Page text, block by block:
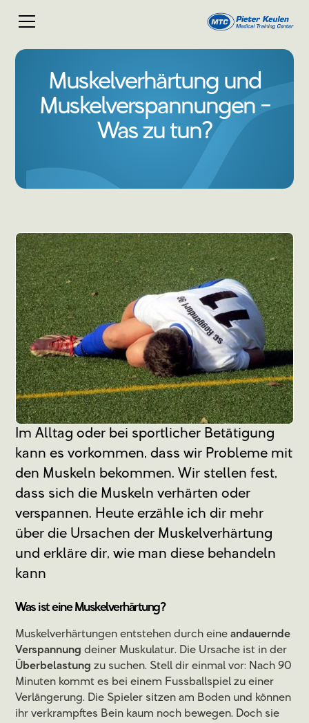
Muskelverhärtung und
Muskelverspannungen -
Was zu tun?
Im Alltag oder bei sportlicher Betätigung
kann es vorkommen, dass wir Probleme mit
den Muskeln bekommen. Wir stellen fest,
dass sich die Muskeln verhärten oder
verspannen. Heute erzähle ich dir mehr
über die Ursachen der Muskelverhärtung
und erkläre dir, wie man diese behandeln
kann
Was ist eine Muskelverhärtung?
Muskelverhärtungen entstehen durch eineandauernde
Verspannung deiner Muskulatur. Die Ursache ist in der
Überbelastung zu suchen. Stell dir einmal vor: Nach 90
Minuten kommt es bei einem Fussballspiel zu einer
Verlängerung. Die Spieler sitzen am Boden und können
ihr verkrampftes Bein kaum noch bewegen. Doch sie